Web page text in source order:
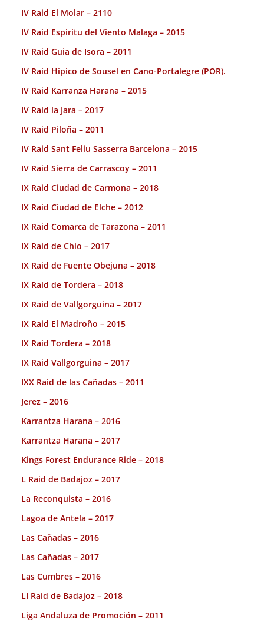
IV Raid El Molar – 2110
IV Raid Espiritu del Viento Malaga – 2015
IV Raid Guia de Isora – 2011
IV Raid Hípico de Sousel en Cano-Portalegre (POR).
IV Raid Karranza Harana – 2015
IV Raid la Jara – 2017
IV Raid Piloña – 2011
IV Raid Sant Feliu Sasserra Barcelona – 2015
IV Raid Sierra de Carrascoy – 2011
IX Raid Ciudad de Carmona – 2018
IX Raid Ciudad de Elche – 2012
IX Raid Comarca de Tarazona – 2011
IX Raid de Chio – 2017
IX Raid de Fuente Obejuna – 2018
IX Raid de Tordera – 2018
IX Raid de Vallgorguina – 2017
IX Raid El Madroño – 2015
IX Raid Tordera – 2018
IX Raid Vallgorguina – 2017
IXX Raid de las Cañadas – 2011
Jerez – 2016
Karrantza Harana – 2016
Karrantza Harana – 2017
Kings Forest Endurance Ride – 2018
L Raid de Badajoz – 2017
La Reconquista – 2016
Lagoa de Antela – 2017
Las Cañadas – 2016
Las Cañadas – 2017
Las Cumbres – 2016
LI Raid de Badajoz – 2018
Liga Andaluza de Promoción – 2011